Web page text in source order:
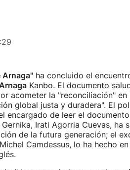
Arnaga"ha concluido el
Kanbo. El documento
acometer la "reconciliación" en
global justa y duradera". El
encargado de leer el
Irati Agorria Cuevas, ha
de la futura generación; el
Camdessus, lo ha hecho